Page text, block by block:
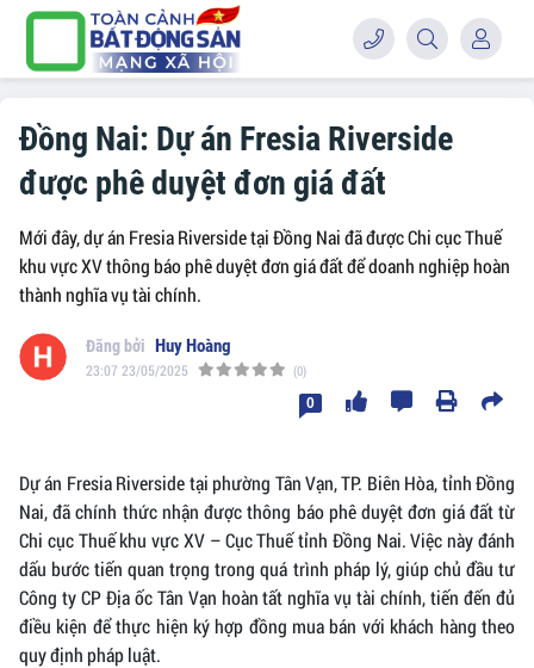
Đồng Nai: Dự án Fresia Riverside
được phê duyệt đơn giá đất
Mới đây, dự án Fresia Riverside tại Đồng Nai đã được Chi cục Thuế
khu vực XV thông báo phê duyệt đơn giá đất để doanh nghiệp hoàn
thành nghĩa vụ tài chính.
Huy Hoàng
23:07 23/05/2025 (0)
0
Dự án Fresia Riverside tại phường Tân Vạn, TP. Biên Hòa, tỉnh Đồng
Nai, đã chính thức nhận được thông báo phê duyệt đơn giá đất từ
Chi cục Thuế khu vực XV – Cục Thuế tỉnh Đồng Nai. Việc này đánh
dấu bước tiến quan trọng trong quá trình pháp lý, giúp chủ đầu tư
Công ty CP Địa ốc Tân Vạn hoàn tất nghĩa vụ tài chính, tiến đến đủ
điều kiện để thực hiện ký hợp đồng mua bán với khách hàng theo
quy định pháp luật.